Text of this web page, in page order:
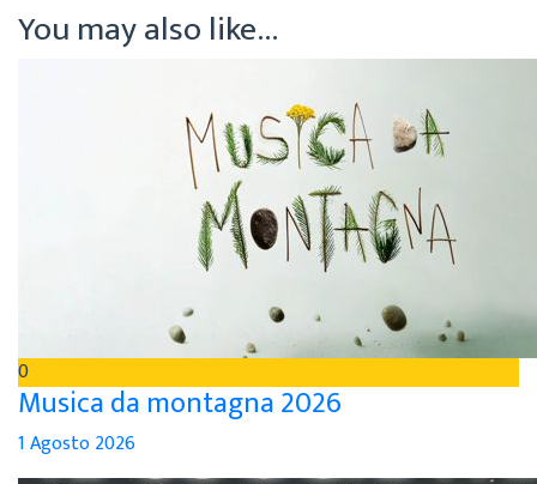
You may also like...
0
Musica da montagna 2026
1 Agosto 2026